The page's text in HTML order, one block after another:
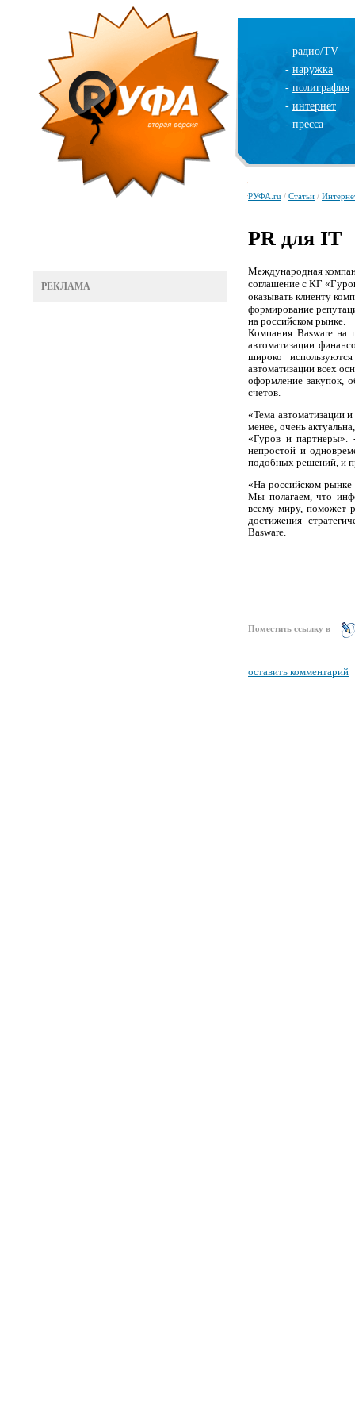
- радио/TV
- наружка
- полиграфия
- интернет
- пресса
РЕКЛАМА
РУФА.ru / Статьи /
PR для IT
Международная
соглашение с КГ
оказывать клиенту
формирование
на российском рынке.
Компания Baswareна
автоматизации
широко
автоматизации всех
оформление закупок,
счетов.
«Тема автоматизации
менее, очень
«Гуров и партнеры».
непростой и
подобных решений, и
«На российском рынке
Мы полагаем, что
всему миру, поможет
достижения
Basware.
Поместить ссылку в
оставить комментарий